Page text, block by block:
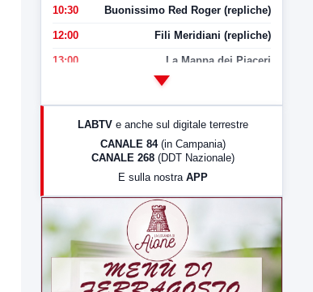
10:30 Buonissimo Red Roger (repliche)
12:00 Fili Meridiani (repliche)
13:00 La Mappa dei Piaceri
LabNews (Diretta)
LabNews (replica)
LABTV e anche sul digitale terrestre
CANALE 84 (in Campania)
CANALE 268 (DDT Nazionale)
E sulla nostra APP